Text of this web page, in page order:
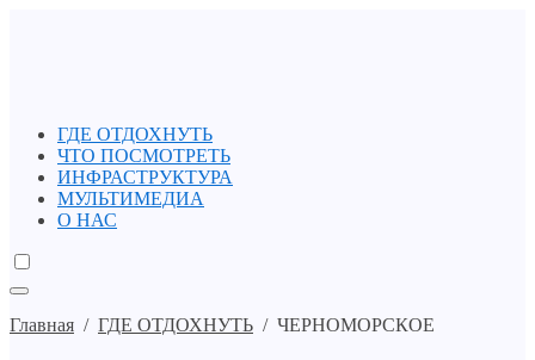
ГДЕ ОТДОХНУТЬ
ЧТО ПОСМОТРЕТЬ
ИНФРАСТРУКТУРА
МУЛЬТИМЕДИА
О НАС
Главная / ГДЕ ОТДОХНУТЬ / ЧЕРНОМОРСКОЕ